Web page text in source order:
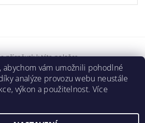
příspěvek k této položce.
abychom vám umožnili pohodlné
analýze provozu webu neustále
výkon a použitelnost. Více